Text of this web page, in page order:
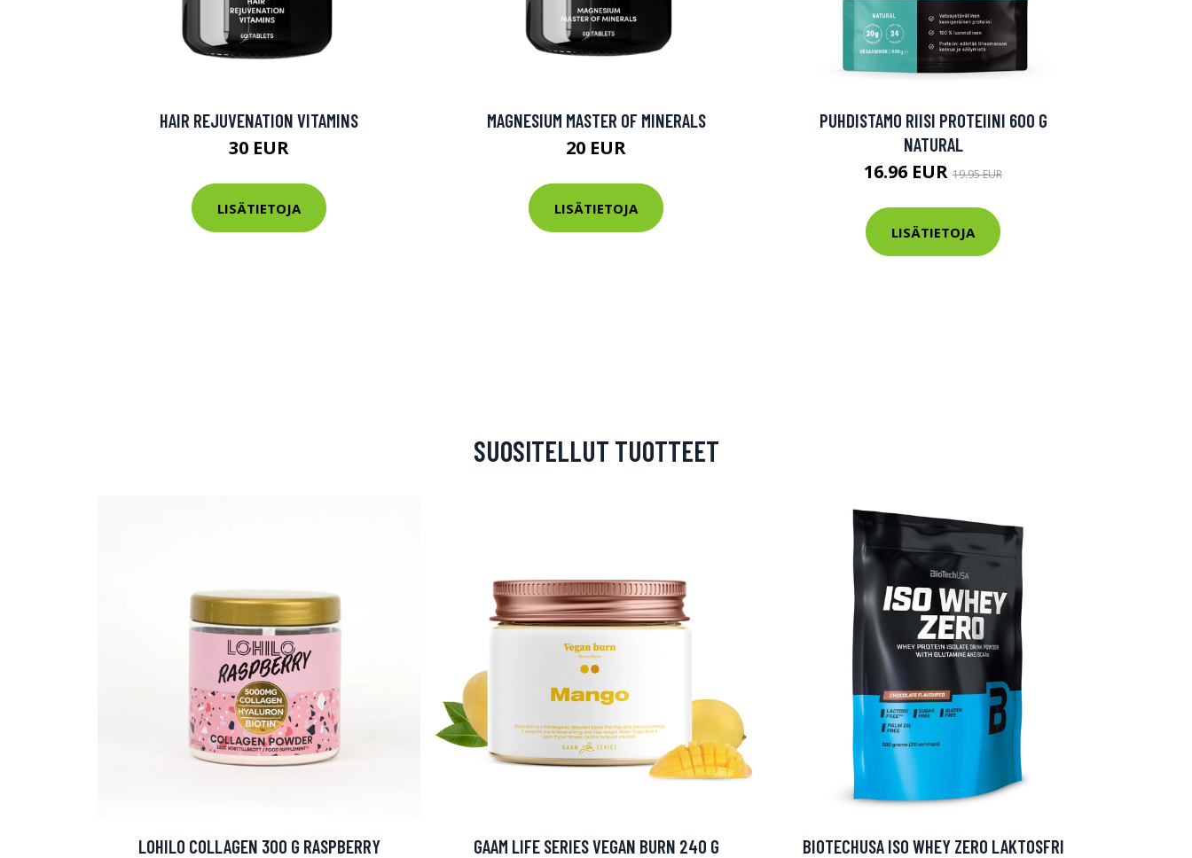
HAIR REJUVENATION VITAMINS
30 EUR
LISÄTIETOJA
MAGNESIUM MASTER OF MINERALS
20 EUR
LISÄTIETOJA
PUHDISTAMO RIISI PROTEIINI 600 G
NATURAL
16.96 EUR 19.95 EUR
LISÄTIETOJA
SUOSITELLUT TUOTTEET
LOHILO COLLAGEN 300 G RASPBERRY
GAAM LIFE SERIES VEGAN BURN 240 G
BIOTECHUSA ISO WHEY ZERO LAKTOSFRI
Erikoistarjous
Sponsoriltamme
IdealofMeD Kauppa
Kaikki IdealofMeDin tuotteet -20 %!